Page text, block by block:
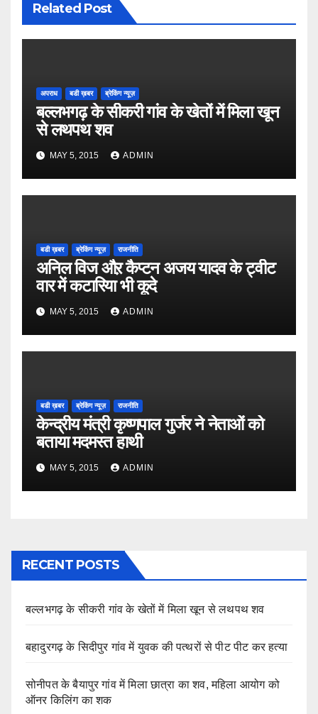
Related Post
अपराध बडी ख़बर ब्रेकिंग न्यूज़
बल्लभगढ़ के सीकरी गांव के खेतों में मिला खून
से लथपथ शव
MAY 5, 2015 ADMIN
बडी ख़बर ब्रेकिंग न्यूज़ राजनीति
अनिल विज औऱ कैप्टन अजय यादव के ट्वीट
वार में कटारिया भी कूदे
MAY 5, 2015 ADMIN
बडी ख़बर ब्रेकिंग न्यूज़ राजनीति
केन्द्रीय मंत्री कृष्णपाल गुर्जर ने नेताओं को
बताया मदमस्त हाथी
MAY 5, 2015 ADMIN
RECENT POSTS
बल्लभगढ़ के सीकरी गांव के खेतों में मिला खून से लथपथ शव
बहादुरगढ़ के सिदीपुर गांव में युवक की पत्थरों से पीट पीट कर हत्या
सोनीपत के बैयापुर गांव में मिला छात्रा का शव, महिला आयोग को
ऑनर किलिंग का शक